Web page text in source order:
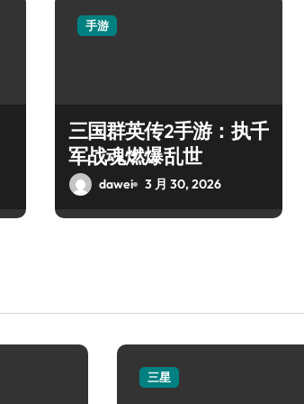
手游
三国群英传2手游：执千
军战魂燃爆乱世
dawei 3 月 30, 2026
三星